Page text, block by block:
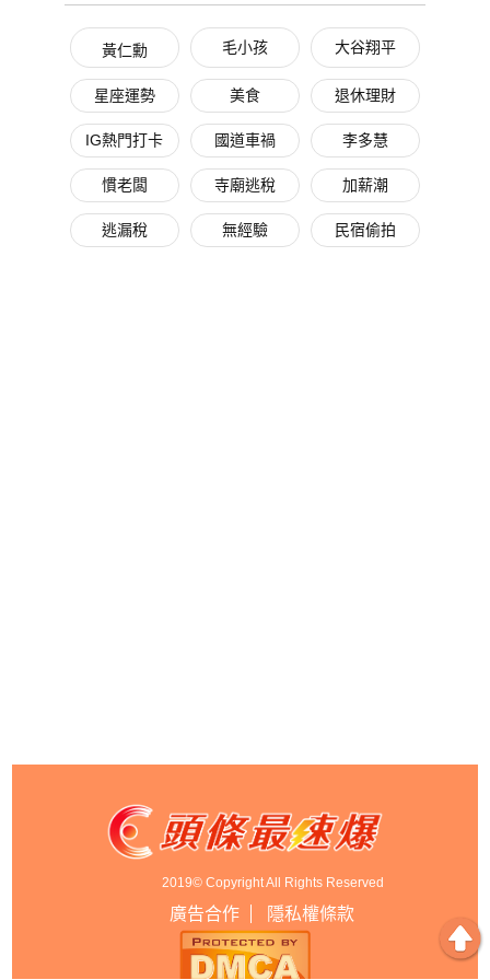
黃仁勳 毛小孩 大谷翔平
星座運勢 美食 退休理財
IG熱門打卡 國道車禍 李多慧
慣老闆 寺廟逃稅 加薪潮
逃漏稅 無經驗 民宿偷拍
2019© Copyright All Rights Reserved
廣告合作 隱私權條款